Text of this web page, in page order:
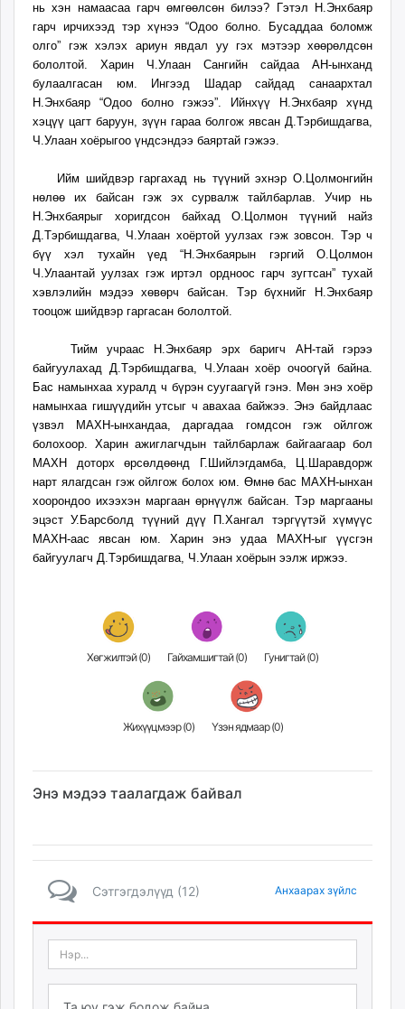
mass.mn
unegui.mn
assa.mn
toim.mn
tac.mn
paparazzi.mn
unread.today
нь хэн намаасаа гарч өмгөөлсөн билээ? Гэтэл Н.Энхбаяр
гарч ирчихээд тэр хүнээ “Одоо болно. Бусаддаа боломж
олго” гэж хэлэх ариун явдал уу гэх мэтээр хөөрөлдсөн
бололтой. Харин Ч.Улаан Сангийн сайдаа АН-ынханд
булаалгасан юм. Ингээд Шадар сайдад санаархтал
Н.Энхбаяр “Одоо болно гэжээ”. Ийнхүү Н.Энхбаяр хүнд
хэцүү цагт баруун, зүүн гараа болгож явсан Д.Тэрбишдагва,
Ч.Улаан хоёрыгоо үндсэндээ баяртай гэжээ.
Ийм шийдвэр гаргахад нь түүний эхнэр О.Цолмонгийн
нөлөө их байсан гэж эх сурвалж тайлбарлав. Учир нь
Н.Энхбаярыг хоригдсон байхад О.Цолмон түүний найз
Д.Тэрбишдагва, Ч.Улаан хоёртой уулзах гэж зовсон. Тэр ч
бүү хэл тухайн үед “Н.Энхбаярын гэргий О.Цолмон
Ч.Улаантай уулзах гэж иртэл ордноос гарч зугтсан” тухай
хэвлэлийн мэдээ хөвөрч байсан. Тэр бүхнийг Н.Энхбаяр
тооцож шийдвэр гаргасан бололтой.
Тийм учраас Н.Энхбаяр эрх баригч АН-тай гэрээ
байгуулахад Д.Тэрбишдагва, Ч.Улаан хоёр очоогүй байна.
Бас намынхаа хуралд ч бүрэн суугаагүй гэнэ. Мөн энэ хоёр
намынхаа гишүүдийн утсыг ч авахаа байжээ. Энэ байдлаас
үзвэл МАХН-ынхандаа, даргадаа гомдсон гэж ойлгож
болохоор. Харин ажиглагчдын тайлбарлаж байгаагаар бол
МАХН доторх өрсөлдөөнд Г.Шийлэгдамба, Ц.Шаравдорж
нарт ялагдсан гэж ойлгож болох юм. Өмнө бас МАХН-ынхан
хоорондоо ихээхэн маргаан өрнүүлж байсан. Тэр маргааны
эцэст У.Барсболд түүний дүү П.Хангал тэргүүтэй хүмүүс
МАХН-аас явсан юм. Харин энэ удаа МАХН-ыг үүсгэн
байгуулагч Д.Тэрбишдагва, Ч.Улаан хоёрын ээлж иржээ.
Хөгжилтэй (0) Гайхамшигтай (0) Гунигтай (0)
Жихүүцмээр (0) Үзэн ядмаар (0)
Энэ мэдээ таалагдаж байвал
Сэтгэгдэлүүд (12) Анхаарах зүйлс